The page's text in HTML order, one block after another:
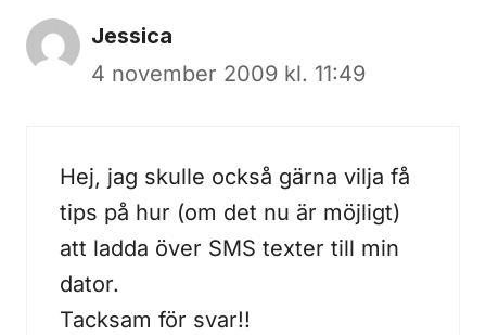
Jessica
4 november 2009 kl. 11:49
Hej, jag skulle också gärna vilja få
tips på hur (om det nu är möjligt)
att ladda över SMS texter till min
dator.
Tacksam för svar!!